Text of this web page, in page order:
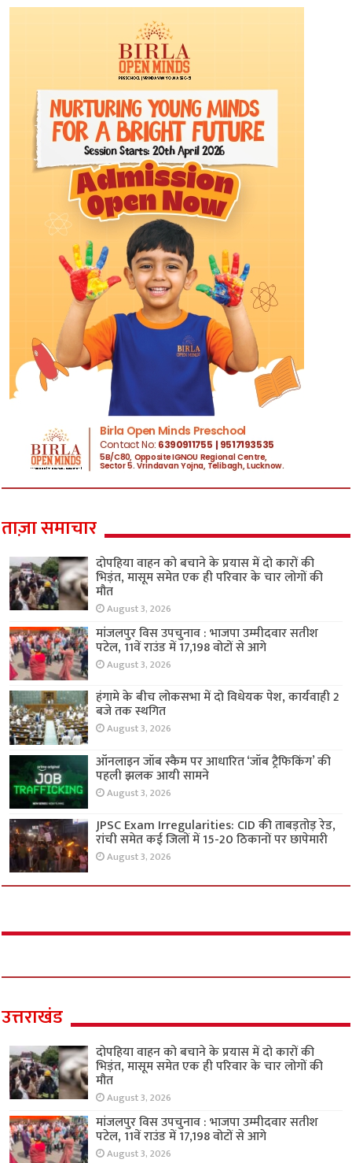
ताज़ा समाचार
दोपहिया वाहन को बचाने के प्रयास में दो कारों की
भिड़ंत, मासूम समेत एक ही परिवार के चार लोगों की
मौत
August 3, 2026
मांजलपुर विस उपचुनाव : भाजपा उम्मीदवार सतीश
पटेल, 11वें राउंड में 17,198 वोटों से आगे
August 3, 2026
हंगामे के बीच लोकसभा में दो विधेयक पेश, कार्यवाही 2
बजे तक स्थगित
August 3, 2026
ऑनलाइन जॉब स्कैम पर आधारित ‘जॉब ट्रैफिकिंग’ की
पहली झलक आयी सामने
August 3, 2026
JPSC Exam Irregularities: CID की ताबड़तोड़ रेड,
रांची समेत कई जिलों में 15-20 ठिकानों पर छापेमारी
August 3, 2026
उत्तराखंड
दोपहिया वाहन को बचाने के प्रयास में दो कारों की
भिड़ंत, मासूम समेत एक ही परिवार के चार लोगों की
मौत
August 3, 2026
मांजलपुर विस उपचुनाव : भाजपा उम्मीदवार सतीश
पटेल, 11वें राउंड में 17,198 वोटों से आगे
August 3, 2026